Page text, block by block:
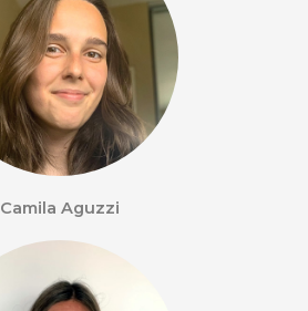
Camila Aguzzi